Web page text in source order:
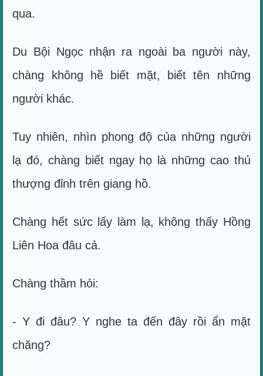
qua.
Du Bội Ngọc nhận ra ngoài ba người này,
chàng không hề biết mặt, biết tên những
người khác.
Tuy nhiên, nhìn phong độ của những người
lạ đó, chàng biết ngay họ là những cao thủ
thượng đỉnh trên giang hồ.
Chàng hết sức lấy làm lạ, không thấy Hồng
Liên Hoa đâu cả.
Chàng thầm hỏi:
- Y đi đâu? Y nghe ta đến đây rồi ẩn mặt
chăng?